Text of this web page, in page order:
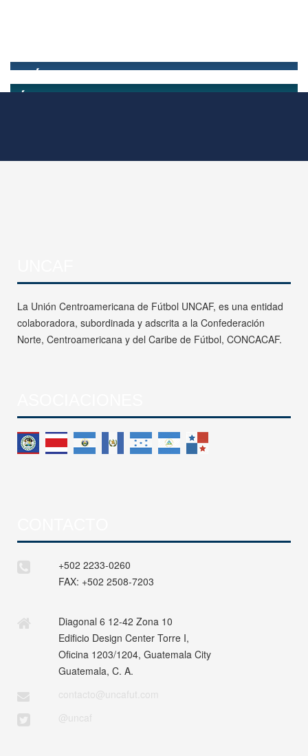
La Unión Centroamericana de Fútbol UNCAF, es una entidad
colaboradora, subordinada y adscrita a la Confederación
Norte, Centroamericana y del Caribe de Fútbol, CONCACAF.
+502 2233-0260
FAX: +502 2508-7203
Diagonal 6 12-42 Zona 10
Edificio Design Center Torre I,
Oficina 1203/1204, Guatemala City
Guatemala, C. A.
contacto@uncafut.com
@uncaf